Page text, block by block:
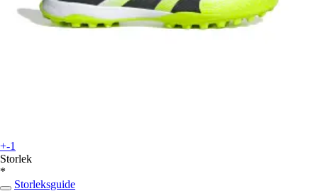
+-1
Storlek
*
Storleksguide